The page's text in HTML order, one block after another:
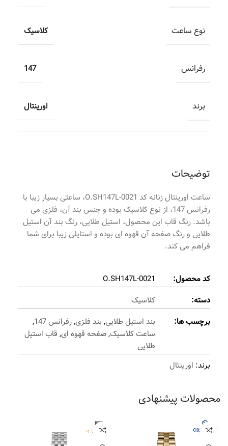
توضیحات
ساعت اورینتال زنانه کد O.SH147L-0021، ساعتی بسیار زیبا با
رفرانس 147، از نوع کلاسیک بوده و جنس بند آن، فلزی می
باشد. رنگ قاب این محصول، استیل طلایی، رنگ بند آن استیل
طلایی و رنگ صفحه آن قهوه ای بوده و استایلی زیبا برای شما
فراهم می کند.
کد محصول:
O.SH147L-0021
دسته:
کلاسیک
برچسب ها:
بند استیل طلایی, بند فلزی,رفرانس 147
,
ساعت کلاسیک,صفحه قهوه ای, قاب استیل
طلایی
برند: اورینتال
نوع ساعت کلاسیک
رفرانس 147
برند اورینتال
محصولات پیشنهادی